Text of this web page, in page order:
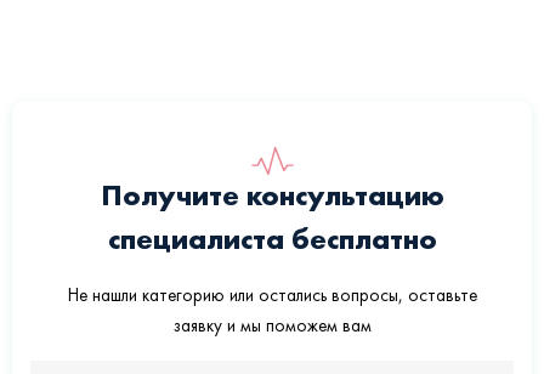
Получите консультацию
специалиста бесплатно
Не нашли категорию или остались вопросы, оставьте
заявку и мы поможем вам